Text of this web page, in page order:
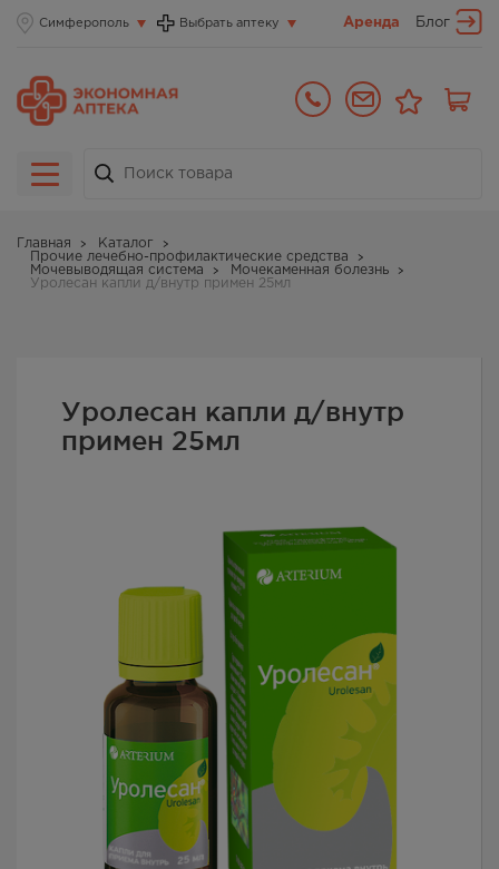
Симферополь Выбрать аптеку Аренда Блог
Главная
Каталог
Прочие лечебно-профилактические средства
Мочевыводящая система
Мочекаменная болезнь
Уролесан капли д/внутр примен 25мл
Уролесан капли д/внутр
примен 25мл